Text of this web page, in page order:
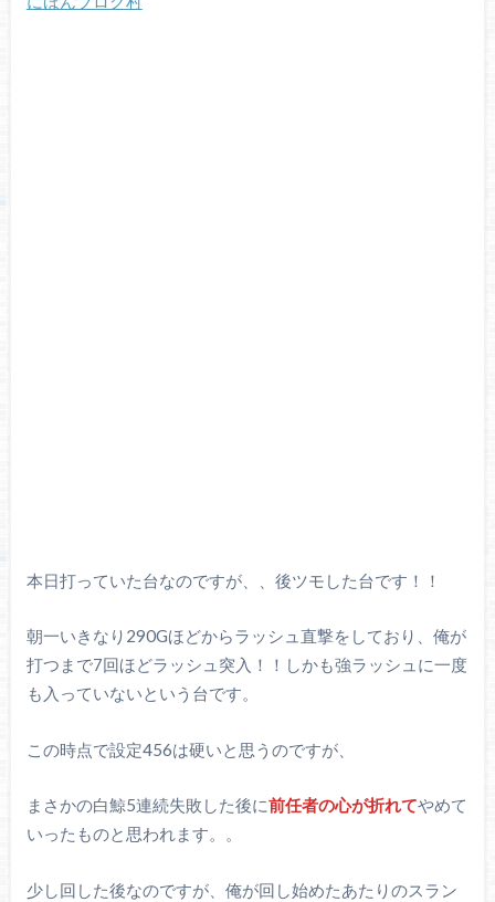
本日打っていた台なのですが、、後ツモした台です！！
朝一いきなり290Gほどからラッシュ直撃をしており、俺が
打つまで7回ほどラッシュ突入！！しかも強ラッシュに一度
も入っていないという台です。
この時点で設定456は硬いと思うのですが、
まさかの白鯨5連続失敗した後に前任者の心が折れてやめて
いったものと思われます。。
少し回した後なのですが、俺が回し始めたあたりのスラン